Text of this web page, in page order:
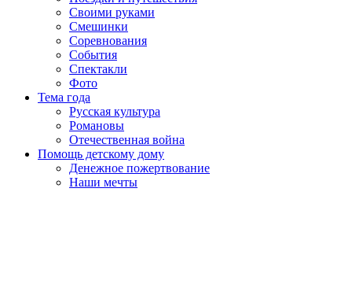
Своими руками
Смешинки
Соревнования
События
Спектакли
Фото
Тема года
Русская культура
Романовы
Отечественная война
Помощь детскому дому
Денежное пожертвование
Наши мечты